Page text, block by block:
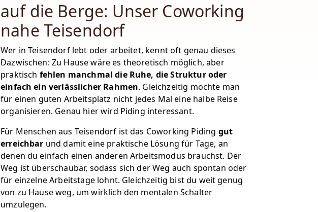
auf die Berge: Unser Coworking
nahe Teisendorf
Wer in Teisendorf lebt oder arbeitet, kennt oft genau dieses
Dazwischen: Zu Hause wäre es theoretisch möglich, aber
praktisch fehlen manchmal die Ruhe, die Struktur oder
einfach ein verlässlicher Rahmen. Gleichzeitig möchte man
für einen guten Arbeitsplatz nicht jedes Mal eine halbe Reise
organisieren. Genau hier wird Piding interessant.
Für Menschen aus Teisendorf ist das Coworking Piding gut
erreichbar und damit eine praktische Lösung für Tage, an
denen du einfach einen anderen Arbeitsmodus brauchst. Der
Weg ist überschaubar, sodass sich der Weg auch spontan oder
für einzelne Arbeitstage lohnt. Gleichzeitig bist du weit genug
von zu Hause weg, um wirklich den mentalen Schalter
umzulegen.